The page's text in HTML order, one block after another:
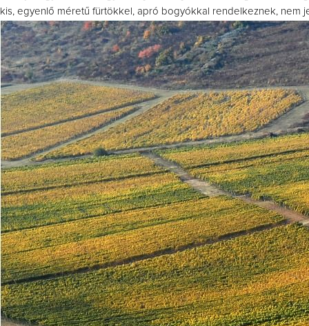
kis, egyenlő méretű fürtökkel, apró bogyókkal rendelkeznek, nem